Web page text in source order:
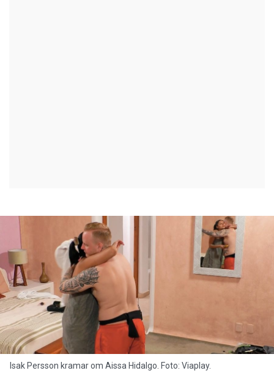
Isak Persson kramar om Aissa Hidalgo. Foto: Viaplay.